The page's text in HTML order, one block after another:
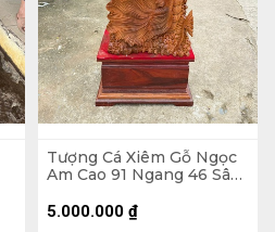
Tượng Cá Xiêm Gỗ Ngọc
Am Cao 91 Ngang 46 Sâu
5.000.000 ₫